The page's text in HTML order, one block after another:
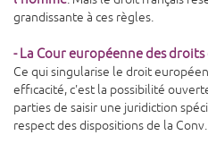
grandissante à ces règles.
- La Cour européenne des droits
Ce qui singularise le droit
efficacité, c'est la possibilité
parties de saisir une juridiction
respect des dispositions de la Conv.